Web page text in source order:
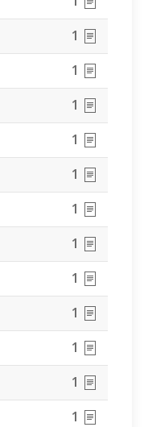
1
1
1
1
1
1
1
1
1
1
1
1